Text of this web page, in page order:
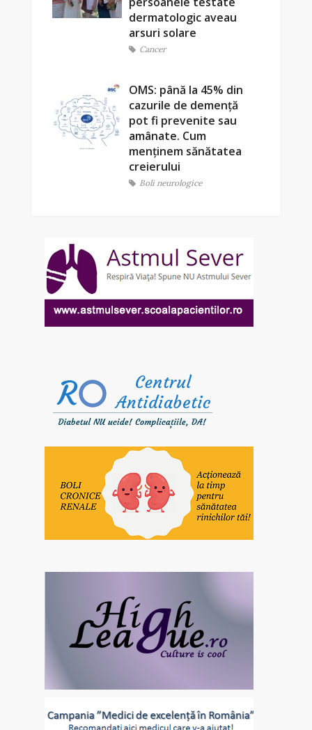
dermatologic aveau
arsuri solare
Cancer
OMS: până la 45% din
cazurile de demență
pot fi prevenite sau
amânate. Cum
menținem sănătatea
creierului
Boli neurologice